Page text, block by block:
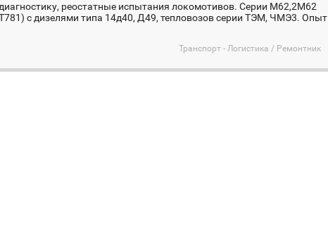
реостатные испытания локомотивов. Серии М62,2М62
с дизелями типа 14д40, Д49, тепловозов серии ТЭМ, ЧМЭ3. Опыт
Транспорт - Логистика / Ремонтник